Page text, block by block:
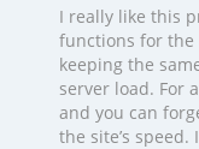
I really like this
functions for the
keeping the
server load. For
and you can
the site’s